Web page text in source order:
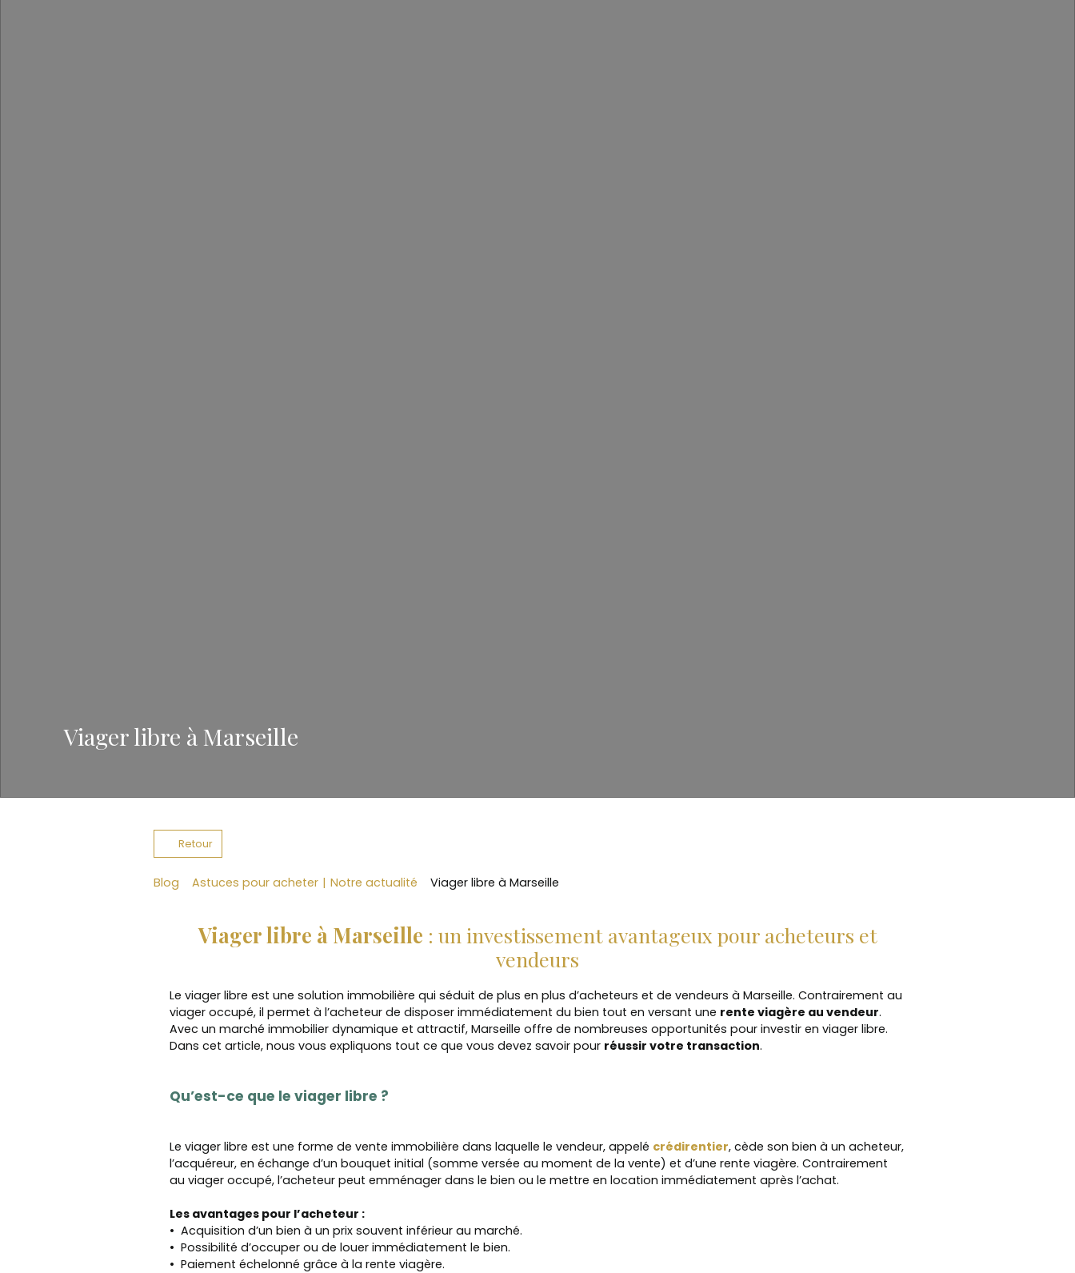
Viager libre à Marseille
Retour
Blog Astuces pour acheter | Notre actualité Viager libre à Marseille
Viager libre à Marseille : un investissement avantageux pour acheteurs et
vendeurs
Le viager libre est une solution immobilière qui séduit de plus en plus d’acheteurs et de vendeurs à Marseille. Contrairement au
viager occupé, il permet à l’acheteur de disposer immédiatement du bien tout en versant une rente viagère au vendeur.
Avec un marché immobilier dynamique et attractif, Marseille offre de nombreuses opportunités pour investir en viager libre.
Dans cet article, nous vous expliquons tout ce que vous devez savoir pour réussir votre transaction.
Qu’est-ce que le viager libre ?
Le viager libre est une forme de vente immobilière dans laquelle le vendeur, appelé crédirentier, cède son bien à un acheteur,
l’acquéreur, en échange d’un bouquet initial (somme versée au moment de la vente) et d’une rente viagère. Contrairement
au viager occupé, l’acheteur peut emménager dans le bien ou le mettre en location immédiatement après l’achat.
Les avantages pour l’acheteur :
Acquisition d’un bien à un prix souvent inférieur au marché.
Possibilité d’occuper ou de louer immédiatement le bien.
Paiement échelonné grâce à la rente viagère.